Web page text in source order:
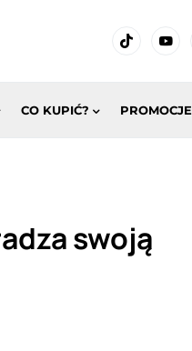
CO KUPIĆ? PROMOCJE
swoją